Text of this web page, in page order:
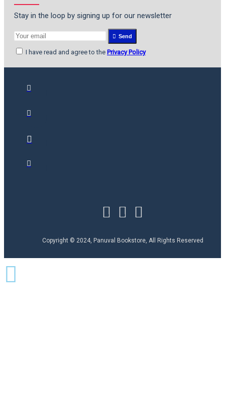
Stay in the loop by signing up for our newsletter
Send
I have read and agree to the Privacy Policy
Copyright © 2024, Panuval Bookstore, All Rights Reserved